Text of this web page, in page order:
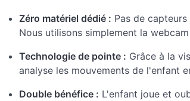
Zéro matériel dédié : Pas de
Nous utilisons simplement la
Technologie de pointe : Grâce à la
analyse les mouvements de l'enfant
Double bénéfice : L'enfant joue et